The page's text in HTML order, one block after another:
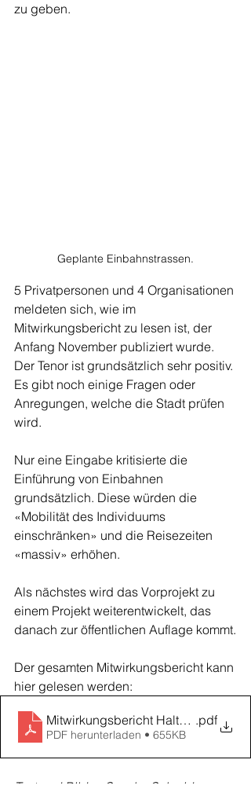
zu geben.
Geplante Einbahnstrassen.
5 Privatpersonen und 4 Organisationen
meldeten sich, wie im
Mitwirkungsbericht zu lesen ist, der
Anfang November publiziert wurde.
Der Tenor ist grundsätzlich sehr positiv.
Es gibt noch einige Fragen oder
Anregungen, welche die Stadt prüfen
wird.
Nur eine Eingabe kritisierte die
Einführung von Einbahnen
grundsätzlich. Diese würden die
«Mobilität des Individuums
einschränken» und die Reisezeiten
«massiv» erhöhen.
Als nächstes wird das Vorprojekt zu
einem Projekt weiterentwickelt, das
danach zur öffentlichen Auflage kommt.
Der gesamten Mitwirkungsbericht kann
hier gelesen werden:
Mitwirkungsbericht Haltestelle
.pdf
PDF herunterladen • 655KB
Text und Bilder: Sascha Schmid